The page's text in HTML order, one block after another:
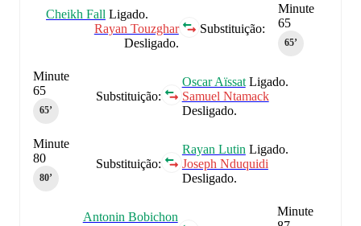
Minute
65
65‎’‎
Substituição:
Cheikh Fall Ligado.
Rayan Touzghar
Desligado.
Substituição:
Oscar AïssatLigado.
Samuel Ntamack
Desligado.
Minute
65
65‎’‎
Substituição:
Rayan Lutin Ligado.
Joseph Nduquidi
Desligado.
Minute
80
80‎’‎
Minute
Antonin Bobichon